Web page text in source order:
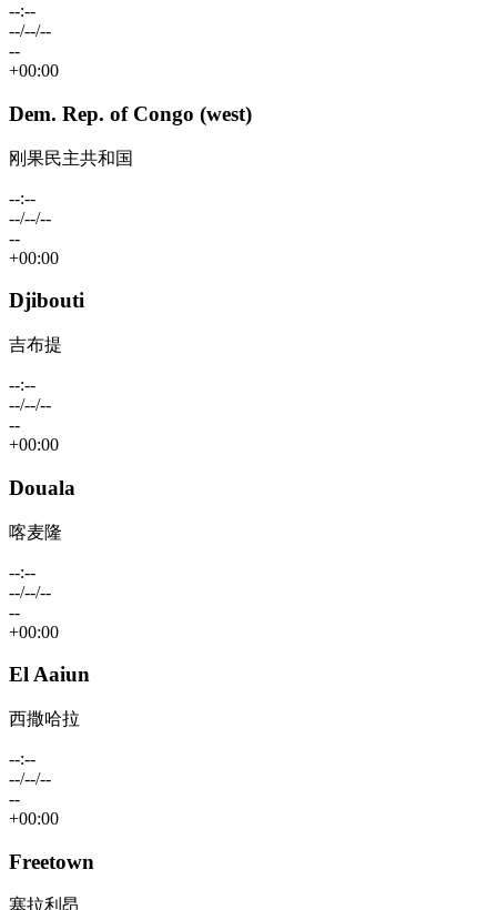
--:--
--/--/--
--
+00:00
Dem. Rep. of Congo (west)
刚果民主共和国
--:--
--/--/--
--
+00:00
Djibouti
吉布提
--:--
--/--/--
--
+00:00
Douala
喀麦隆
--:--
--/--/--
--
+00:00
El Aaiun
西撒哈拉
--:--
--/--/--
--
+00:00
Freetown
塞拉利昂